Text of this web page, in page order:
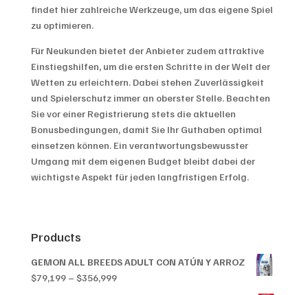
findet hier zahlreiche Werkzeuge, um das eigene Spiel
zu optimieren.
Für Neukunden bietet der Anbieter zudem attraktive
Einstiegshilfen, um die ersten Schritte in der Welt der
Wetten zu erleichtern. Dabei stehen Zuverlässigkeit
und Spielerschutz immer an oberster Stelle. Beachten
Sie vor einer Registrierung stets die aktuellen
Bonusbedingungen, damit Sie Ihr Guthaben optimal
einsetzen können. Ein verantwortungsbewusster
Umgang mit dem eigenen Budget bleibt dabei der
wichtigste Aspekt für jeden langfristigen Erfolg.
Products
GEMON ALL BREEDS ADULT CON ATÚN Y ARROZ
$79,199 – $356,999Price